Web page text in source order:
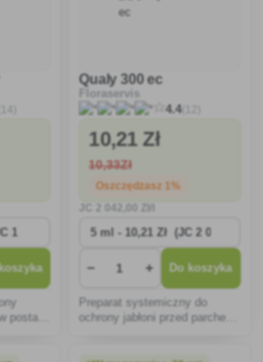
postaci
Qualy 300 ec
Floraservis
4.4(12)
10,21 Zł
10,33Zł
Oszczędzasz 1%
2 042
− + Do koszyka
Preparat systemiczny do
ochrony jabłoni przed parchem